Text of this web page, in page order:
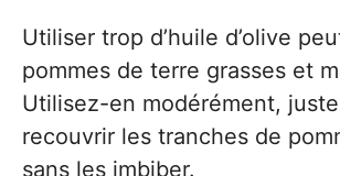
Utiliser trop d’huile d’olive
pommes de terre grasses et
Utilisez-en modérément,
recouvrir les tranches de
sans les imbiber.